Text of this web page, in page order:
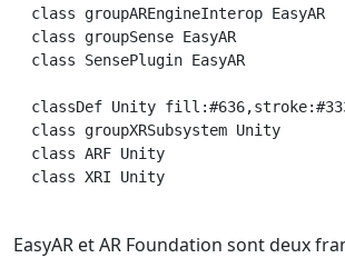
  class groupAREngineInterop EasyAR
  class groupSense EasyAR
  class SensePlugin EasyAR
classDef Unity
  class groupXRSubsystem Unity
  class ARF Unity
  class XRI Unity
EasyAR et AR Foundation sont deux